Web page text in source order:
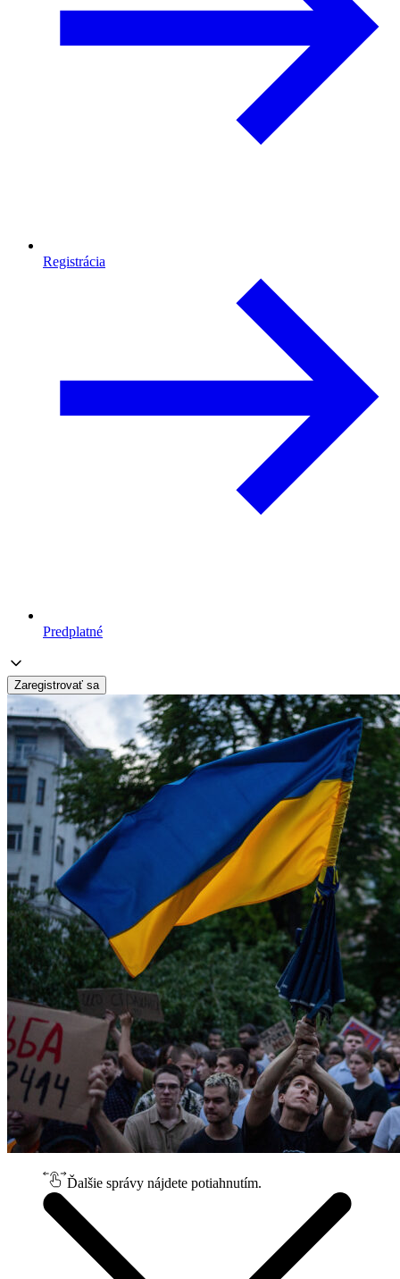
Registrácia
Predplatné
Zaregistrovať sa
Ďalšie správy nájdete potiahnutím.